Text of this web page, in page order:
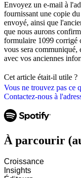
Vous ne trouvez pas ce
Contactez-nous à
Envoyez un e-mail à
fournissant une copie
envoyé, ainsi que
que nous aurons
formulaire 1099 corrigé
vous sera communiqué,
avec vos anciennes
Cet article était-il utile ?
À parcourir
Croissance
Insights